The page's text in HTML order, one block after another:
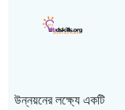
উন্নয়নের লক্ষ্যে একটি